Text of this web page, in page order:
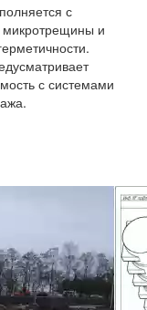
с
и
с системами